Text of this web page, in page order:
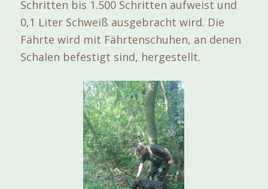
Schritten bis 1.500 Schritten aufweist und
0,1 Liter Schweiß ausgebracht wird. Die
Fährte wird mit Fährtenschuhen, an denen
Schalen befestigt sind, hergestellt.